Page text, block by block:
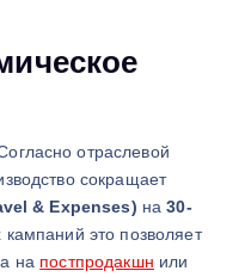
отраслевой
сокращает
& Expenses) на30-
это позволяет
на постпродакшн или